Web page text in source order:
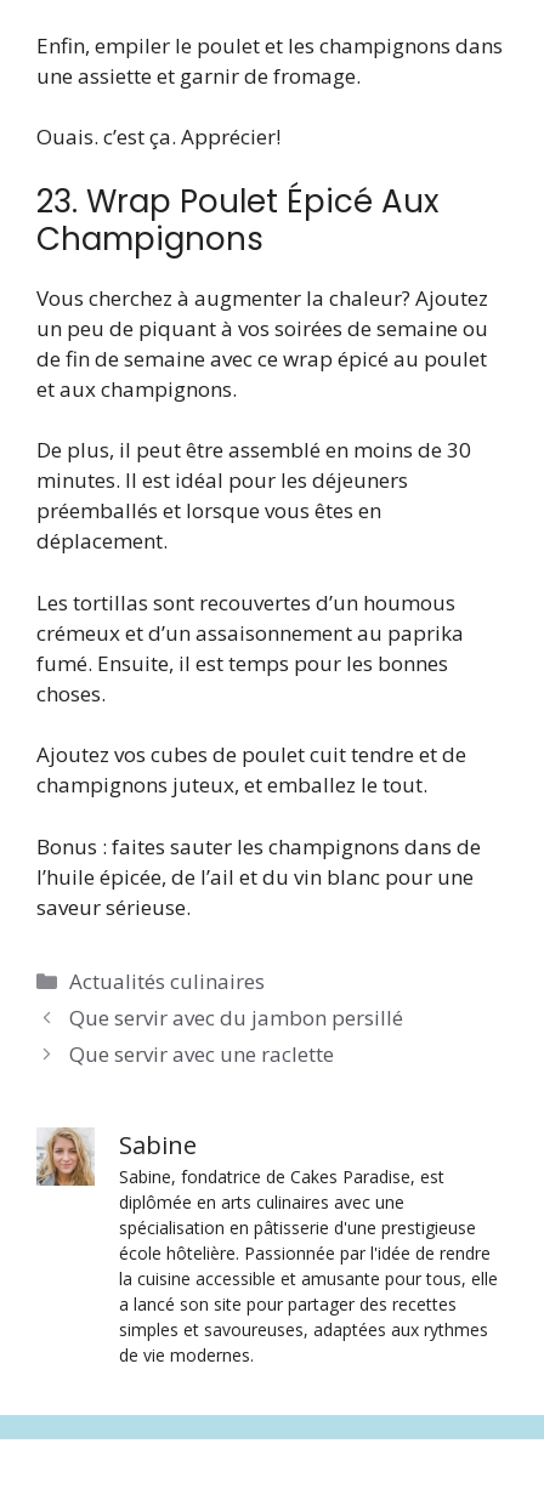
Enfin, empiler le poulet et les champignons dans
une assiette et garnir de fromage.
Ouais. c’est ça. Apprécier!
23. Wrap Poulet Épicé Aux
Champignons
Vous cherchez à augmenter la chaleur? Ajoutez
un peu de piquant à vos soirées de semaine ou
de fin de semaine avec ce wrap épicé au poulet
et aux champignons.
De plus, il peut être assemblé en moins de 30
minutes. Il est idéal pour les déjeuners
préemballés et lorsque vous êtes en
déplacement.
Les tortillas sont recouvertes d’un houmous
crémeux et d’un assaisonnement au paprika
fumé. Ensuite, il est temps pour les bonnes
choses.
Ajoutez vos cubes de poulet cuit tendre et de
champignons juteux, et emballez le tout.
Bonus : faites sauter les champignons dans de
l’huile épicée, de l’ail et du vin blanc pour une
saveur sérieuse.
Catégories
Actualités culinaires
Que servir avec du jambon persillé
Que servir avec une raclette
Sabine
Sabine, fondatrice de Cakes Paradise, est
diplômée en arts culinaires avec une
spécialisation en pâtisserie d'une prestigieuse
école hôtelière. Passionnée par l'idée de rendre
la cuisine accessible et amusante pour tous, elle
a lancé son site pour partager des recettes
simples et savoureuses, adaptées aux rythmes
de vie modernes.